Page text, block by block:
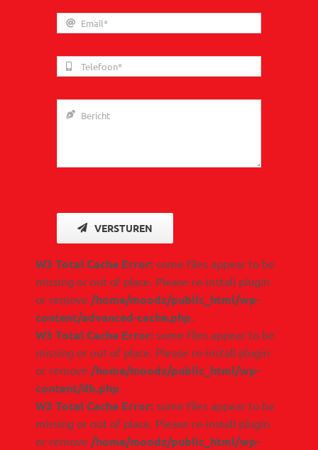
VERSTUREN
W3 Total Cache Error: some files appear to be
missing or out of place. Please re-install plugin
or remove /home/moodz/public_html/wp-
content/advanced-cache.php
W3 Total Cache Error: some files appear to be
missing or out of place. Please re-install plugin
or remove /home/moodz/public_html/wp-
content/db.php
W3 Total Cache Error: some files appear to be
missing or out of place. Please re-install plugin
or remove /home/moodz/public_html/wp-